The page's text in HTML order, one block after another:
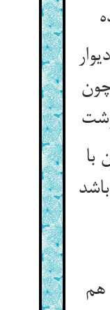
با
هم